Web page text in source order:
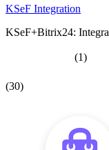
KSeF Integration
KSeF+Bitrix24:
(1)
(30)